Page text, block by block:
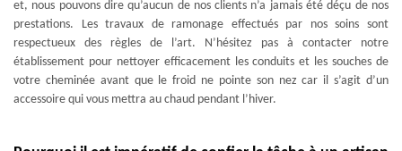
et, nous pouvons dire qu’aucun de nos clients n’a jamais été déçu de nos
prestations. Les travaux de ramonage effectués par nos soins sont
respectueux des règles de l’art. N’hésitez pas à contacter notre
établissement pour nettoyer efficacement les conduits et les souches de
votre cheminée avant que le froid ne pointe son nez car il s’agit d’un
accessoire qui vous mettra au chaud pendant l’hiver.